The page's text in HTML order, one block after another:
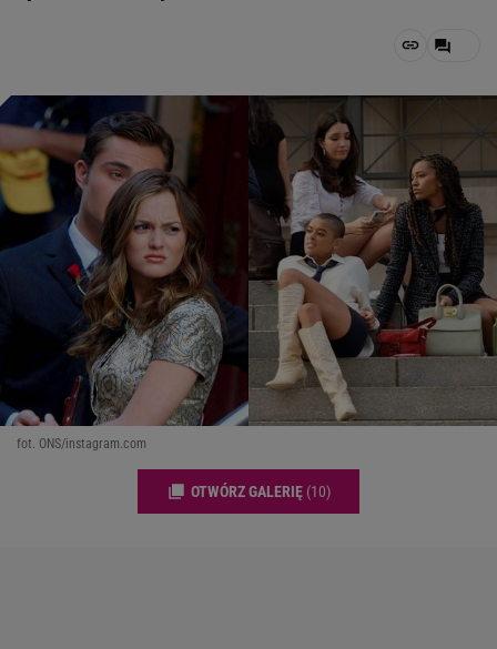
fot. ONS/instagram.com
OTWÓRZ GALERIĘ (10)